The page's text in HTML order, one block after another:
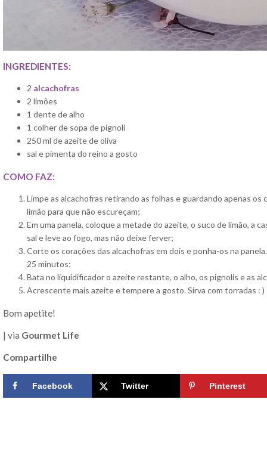
INGREDIENTES:
2 alcachofras
2 limões
1 dente de alho
1 colher de sopa de pignoli
250 ml de azeite de oliva
sal e pimenta do reino a gosto
COMO FAZ:
Limpe as alcachofras retirando as folhas e guardando apenas os
limão para que não escureçam;
Em uma panela, coloque a metade do azeite, o suco de limão, a
sal e leve ao fogo, mas não deixe ferver;
Corte os corações das alcachofras em dois e ponha-os na
25 minutos;
Bata no liquidificador o azeite restante, o alho, os pignolis e as
Acrescente mais azeite e tempere a gosto. Sirva com torradas : )
Bom apetite!
| via Gourmet Life
Compartilhe
Facebook Twitter Pinterest